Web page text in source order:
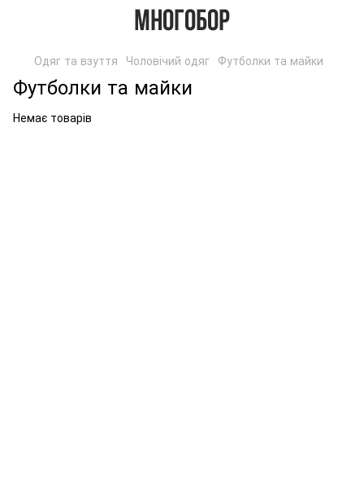
Одяг та взуття Чоловічий одяг Футболки та майки
Футболки та майки
Немає товарів